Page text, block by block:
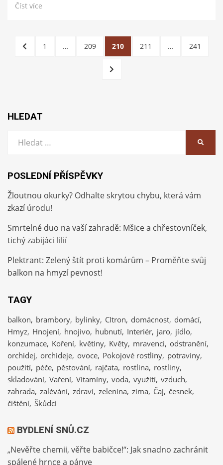
Číst více
Stránkování
PŘEDCHOZÍ
STRÁNKA
1 … STRÁNKA
209 STRÁNKA
210 STRÁNKA
211 … STRÁNKA
241
DALŠÍ
HLEDAT
POSLEDNÍ PŘÍSPĚVKY
Žloutnou okurky? Odhalte skrytou chybu, která vám
zkazí úrodu!
Smrtelné duo na vaší zahradě: Mšice a chřestovníček,
tichý zabijáci lilií
Plektrant: Zelený štít proti komárům – Proměňte svůj
balkon na hmyzí pevnost!
TAGY
balkon brambory bylinky CItron domácnost domácí
Hmyz Hnojení hnojivo hubnutí Interiér jaro jídlo
konzumace Koření květiny Květy mravenci odstranění
orchidej orchideje ovoce Pokojové rostliny potraviny
použití péče pěstování rajčata rostlina rostliny
skladování Vaření Vitamíny voda využití vzduch
zahrada zalévání zdraví zelenina zima Čaj česnek
čištění Škůdci
BYDLENÍ SNŮ.CZ
„Nevěřte chemii, věřte babičce!“: Jak snadno zachránit
spálené hrnce a pánve